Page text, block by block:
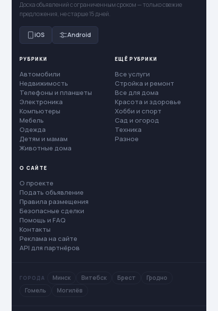
Доска объявлений с ограниченным сроком — только свежие
предложения, не старше 15 дней.
iOS Android
РУБРИКИ
Автомобили
Недвижимость
Телефоны и планшеты
Электроника
Компьютеры
Мебель
Одежда
Детям и мамам
Животные дома
ЕЩЁ РУБРИКИ
Все услуги
Стройка и ремонт
Все для дома
Красота и здоровье
Хобби и спорт
Сад и огород
Техника
Разное
О САЙТЕ
О проекте
Подать объявление
Правила размещения
Безопасные сделки
Помощь и FAQ
Контакты
Реклама на сайте
API для партнёров
ГОРОДА Минск Витебск Брест
Гродно
Гомель
Могилёв